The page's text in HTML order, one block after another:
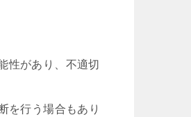
性があり、不適切
を行う場合もあり